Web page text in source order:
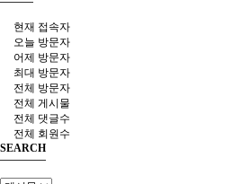
현재 접속자
오늘 방문자
어제 방문자
최대 방문자
전체 방문자
전체 게시물
전체 댓글수
전체 회원수
SEARCH